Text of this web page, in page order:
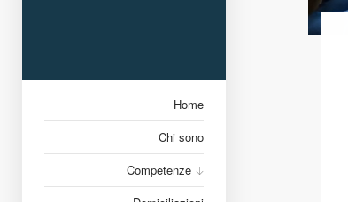
Home
Chi sono
Competenze